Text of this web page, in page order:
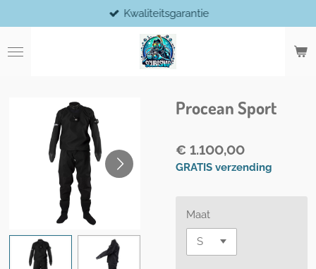
direct
naar
de
Kwaliteitsgarantie
Procean Sport
€ 1.100,00
GRATIS verzending
Maat